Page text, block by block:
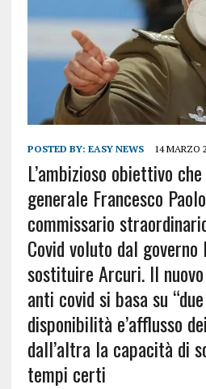
POSTED BY: EASY NEWS 14 MARZO
L’ambizioso obiettivo
generale Francesco
commissario
Covid voluto dal
sostituire Arcuri. Il
anti covid si basa su
disponibilità e’afflusso
dall’altra la capacità di
tempi certi